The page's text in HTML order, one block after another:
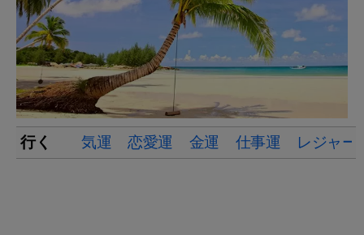
行く 気運 恋愛運 金運 仕事運 レジャー